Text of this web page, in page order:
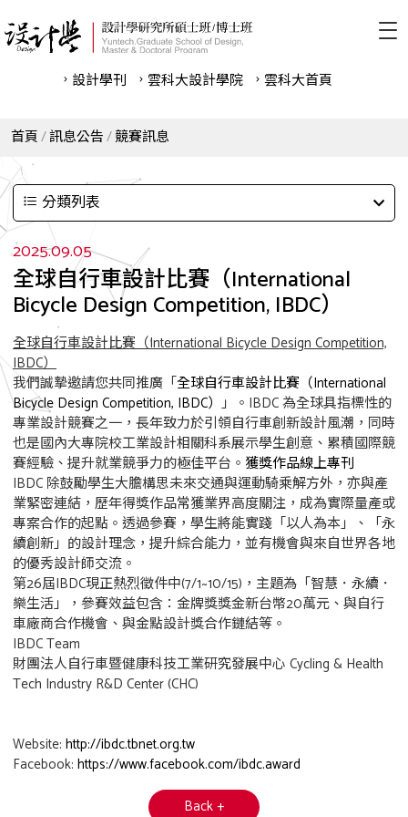
設計學刊 雲科⼤設計學院 雲科⼤首頁
首頁 訊息公告 競賽訊息
分類列表
2025.09.05
全球自行車設計比賽（International
Bicycle Design Competition, IBDC）
全球自行車設計比賽（International Bicycle Design Competition,
IBDC）
我們誠摯邀請您共同推廣「全球自行車設計比賽（International
Bicycle Design Competition, IBDC） 」。IBDC 為全球具指標性的
專業設計競賽之一，長年致力於引領自行車創新設計風潮，同時
也是國內大專院校工業設計相關科系展示學生創意、累積國際競
賽經驗、提升就業競爭力的極佳平台。 獲獎作品線上專刊
IBDC 除鼓勵學生大膽構思未來交通與運動騎乘解方外，亦與產
業緊密連結，歷年得獎作品常獲業界高度關注，成為實際量產或
專案合作的起點。透過參賽，學生將能實踐「以人為本」、「永
續創新」的設計理念，提升綜合能力，並有機會與來自世界各地
的優秀設計師交流。
第26屆IBDC現正熱烈徵件中(7/1~10/15)，主題為「智慧．永續．
樂生活」，參賽效益包含：金牌獎獎金新台幣20萬元、與自行
車廠商合作機會、與金點設計獎合作鏈結等。
IBDC Team
財團法人自行車暨健康科技工業研究發展中心 Cycling & Health
Tech Industry R&D Center (CHC)
Website: http://ibdc.tbnet.org.tw
Facebook: https://www.facebook.com/ibdc.award
Back +